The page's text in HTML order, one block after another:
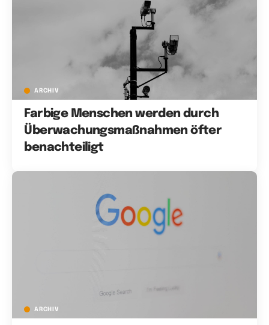
ARCHIV
Farbige Menschen werden durch
Überwachungsmaßnahmen öfter
benachteiligt
ARCHIV